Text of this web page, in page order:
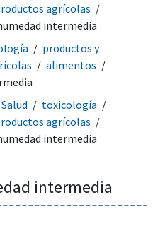
agrícolas
intermedia
productos y
alimentos
toxicología
agrícolas
intermedia
intermedia